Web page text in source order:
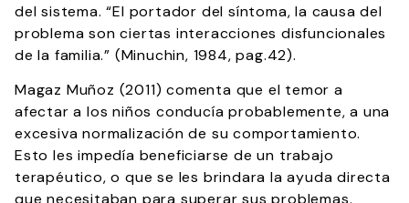
del sistema. “El portador del síntoma, la causa del
problema son ciertas interacciones disfuncionales
de la familia.” (Minuchin, 1984, pag.42).
Magaz Muñoz (2011) comenta que el temor a
afectar a los niños conducía probablemente, a una
excesiva normalización de su comportamiento.
Esto les impedía beneficiarse de un trabajo
terapéutico, o que se les brindara la ayuda directa